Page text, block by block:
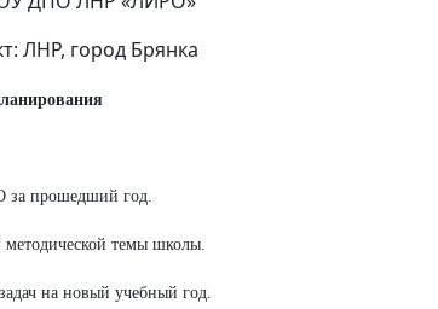
ЛНР, город Брянка
прошедший год.
темы школы.
на новый учебный год.